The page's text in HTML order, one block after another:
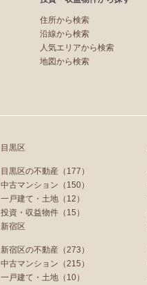
住所から検索
沿線から検索
人気エリアから検索
地図から検索
目黒区
目黒区の不動産（177）
中古マンション（150）
一戸建て・土地（12）
投資・収益物件（15）
新宿区
新宿区の不動産（273）
中古マンション（215）
一戸建て・土地（10）